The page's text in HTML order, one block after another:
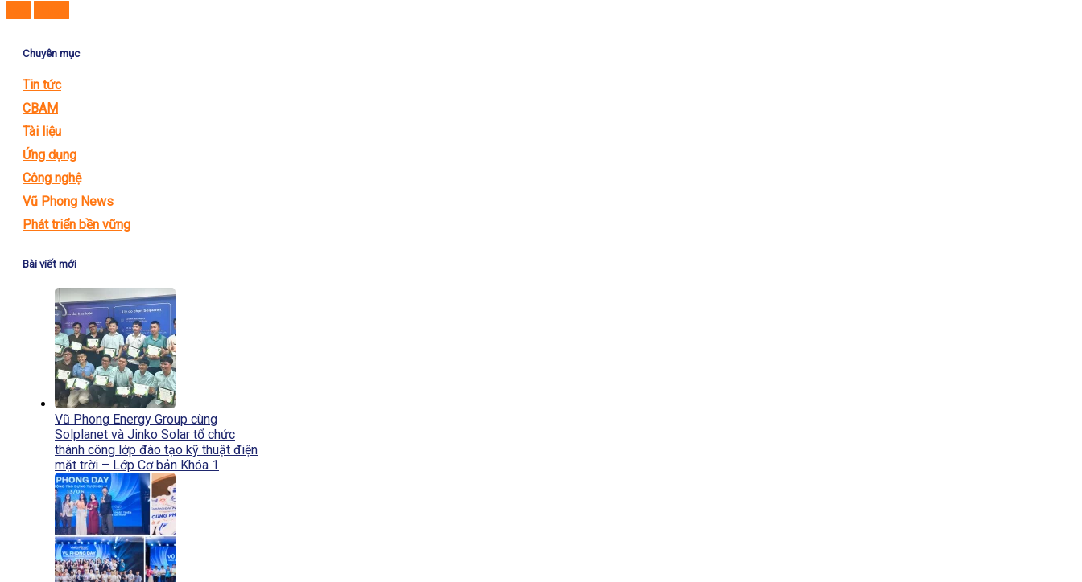
Chuyên mục
Tin tức
CBAM
Tài liệu
Ứng dụng
Công nghệ
Vũ Phong News
Phát triển bền vững
Bài viết mới
Vũ Phong Energy Group cùng
Solplanet và Jinko Solar tổ chức
thành công lớp đào tạo kỹ thuật điện
mặt trời – Lớp Cơ bản Khóa 1